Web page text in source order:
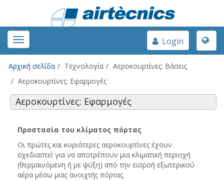
Toggle
navigation
Toggle
Login
Αρχική σελίδα Τεχνολογία
Αεροκουρτίνες: Βάσεις
Αεροκουρτίνες: Εφαρμογές
Αεροκουρτίνες: Εφαρμογές
Προστασία του κλίματος πόρτας
Οι πρώτες και κυριότερες αεροκουρτίνες έχουν
σχεδιαστεί για να αποτρέπουν μια κλιματική περιοχή
(θερμαινόμενη ή με ψύξη) από την εισροή εξωτερικού
αέρα μέσω μιας ανοιχτής πόρτας.